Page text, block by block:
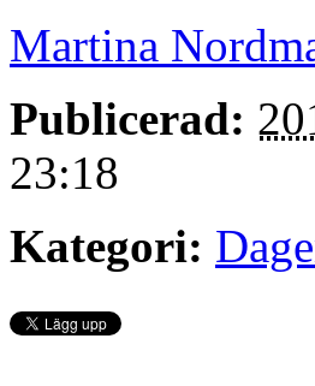
Martina
Publicerad:
23:18
Kategori: